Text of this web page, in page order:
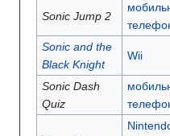
Sonic Jump 2
Sonic and the
Black Knight
Wii
Sonic Dash
Quiz